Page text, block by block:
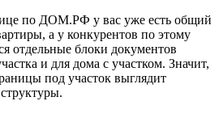
по ДОМ.РФ у вас уже есть общий
а у конкурентов по этому
отдельные блоки документов
и для дома с участком. Значит,
под участок выглядит